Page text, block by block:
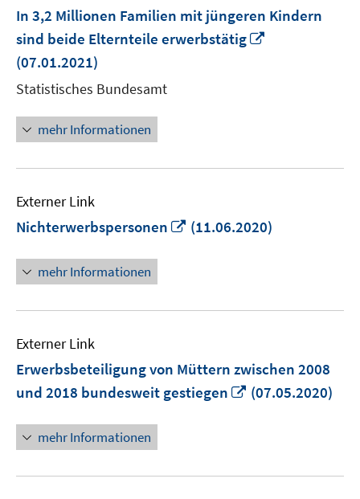
In 3,2 Millionen Familien mit jüngeren Kindern
sind beide Elternteile erwerbstätig
(07.01.2021)
Statistisches Bundesamt
mehr Informationen
Externer Link
Nichterwerbspersonen
In
(11.06.2020)
mehr Informationen
Externer Link
Erwerbsbeteiligung von Müttern zwischen 2008
und 2018 bundesweit gestiegen
In
(07.05.2020)
mehr Informationen